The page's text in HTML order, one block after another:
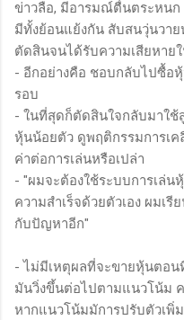
ข่าวลือ, มีอารมณ์ตื่นตระหนก
มีทั้งย้อนแย้งกัน สับสนวุ่นวา
ตัดสินจนได้รับความเสียหาย
- อีกอย่างคือ ชอบกลับไปซื้อ
รอบ
- ในที่สุดก็ตัดสินใจกลับมาใช้
หุ้นน้อยตัว ดูพฤติกรรมการเ
ค่าต่อการเล่นหรือเปล่า
- "ผมจะต้องใช้ระบบการเล่
ความสำเร็จด้วยตัวเอง ผมเ
กับปัญหาอีก"
- ไม่มีเหตุผลที่จะขายหุ้นตอ
มันวิ่งขึ้นต่อไปตามแนวโน้ม
หากแนวโน้มมัการปรับตัวเพิ่